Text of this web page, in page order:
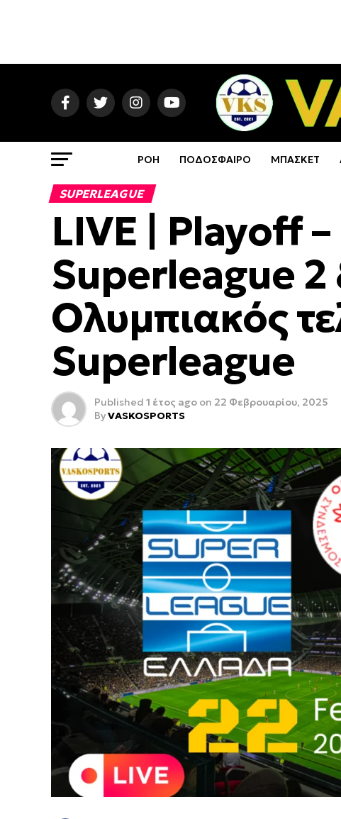
ΡΟΗ ΠΟΔΟΣΦΑΙΡΟ ΜΠΑΣΚΕΤ
SUPERLEAGUE
LIVE | Playoff
Superleague 2
Ολυμπιακός
Superleague
Published 1 έτος ago on 22 Φεβρουαρίου, 2025
ByVASKOSPORTS